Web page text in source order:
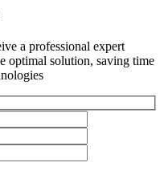
a professional expert
optimal solution, saving time